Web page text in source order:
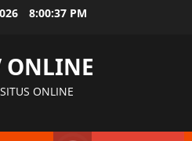
8:00:38 PM
ONLINE
ONLINE